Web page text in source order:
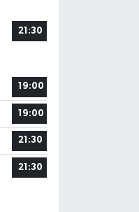
21:30
19:00
19:00
21:30
21:30